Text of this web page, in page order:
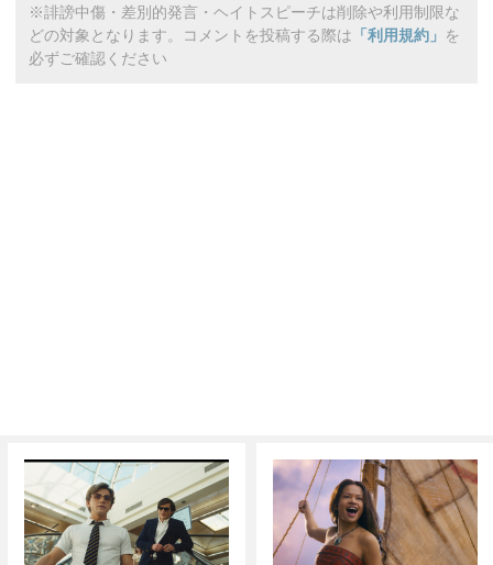
※誹謗中傷・差別的発言・ヘイトスピーチは削除や利用制限な
どの対象となります。コメントを投稿する際は 「利用規約」 を
必ずご確認ください